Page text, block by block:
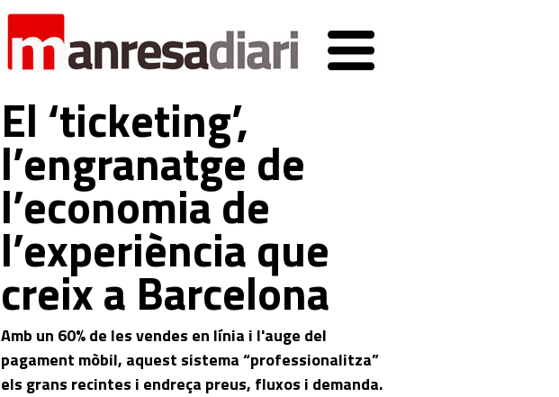
El ‘ticketing’,
l’engranatge de
l’economia de
l’experiència que
creix a Barcelona
Amb un 60% de les vendes en línia i l'auge del
pagament mòbil, aquest sistema “professionalitza”
els grans recintes i endreça preus, fluxos i demanda.